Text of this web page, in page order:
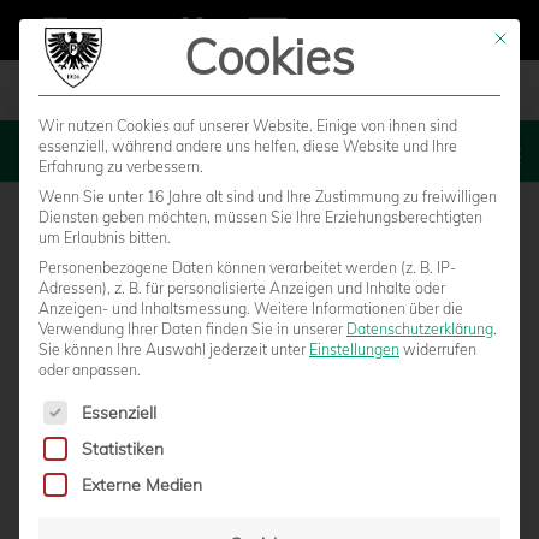
MENU
SRETO RISTIĆ ÜBERNIMMT DAS AMT
Mit
Cookies
Wir nutzen Cookies auf unserer Website. Einige von ihnen sind
essenziell, während andere uns helfen, diese Website und Ihre
Erfahrung zu verbessern.
Wenn Sie unter 16 Jahre alt sind und Ihre Zustimmung zu freiwilligen
Diensten geben möchten, müssen Sie Ihre Erziehungsberechtigten
um Erlaubnis bitten.
Personenbezogene Daten können verarbeitet werden (z. B. IP-
Adressen), z. B. für personalisierte Anzeigen und Inhalte oder
Anzeigen- und Inhaltsmessung. Weitere Informationen über die
Verwendung Ihrer Daten finden Sie in unserer Datenschutzerklärung.
Sie können Ihre Auswahl jederzeit unter Einstellungen widerrufen
oder anpassen.
Es folgt eine Liste der Service-Gruppen, für die eine
Essenziell
Statistiken
Externe Medien